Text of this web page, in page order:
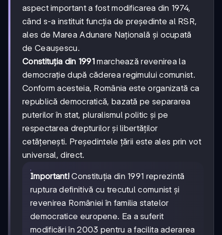
aspect important a fost modificarea din 1974,
când s-a instituit funcția de președinte al RSR,
ales de Marea Adunare Națională și ocupată
de Ceaușescu.
Constituția din 1991 marchează revenirea la
democrație după căderea regimului comunist.
Conform acesteia, România este organizată ca
republică democratică, bazată pe separarea
puterilor în stat, pluralismul politic și pe
respectarea drepturilor și libertăților
cetățenești. Președintele țării este ales prin vot
universal, direct.
Important! Constituția din 1991 reprezintă
ruptura definitivă cu trecutul comunist și
revenirea României în familia statelor
democratice europene. Ea a suferit
modificări în 2003 pentru a facilita aderarea